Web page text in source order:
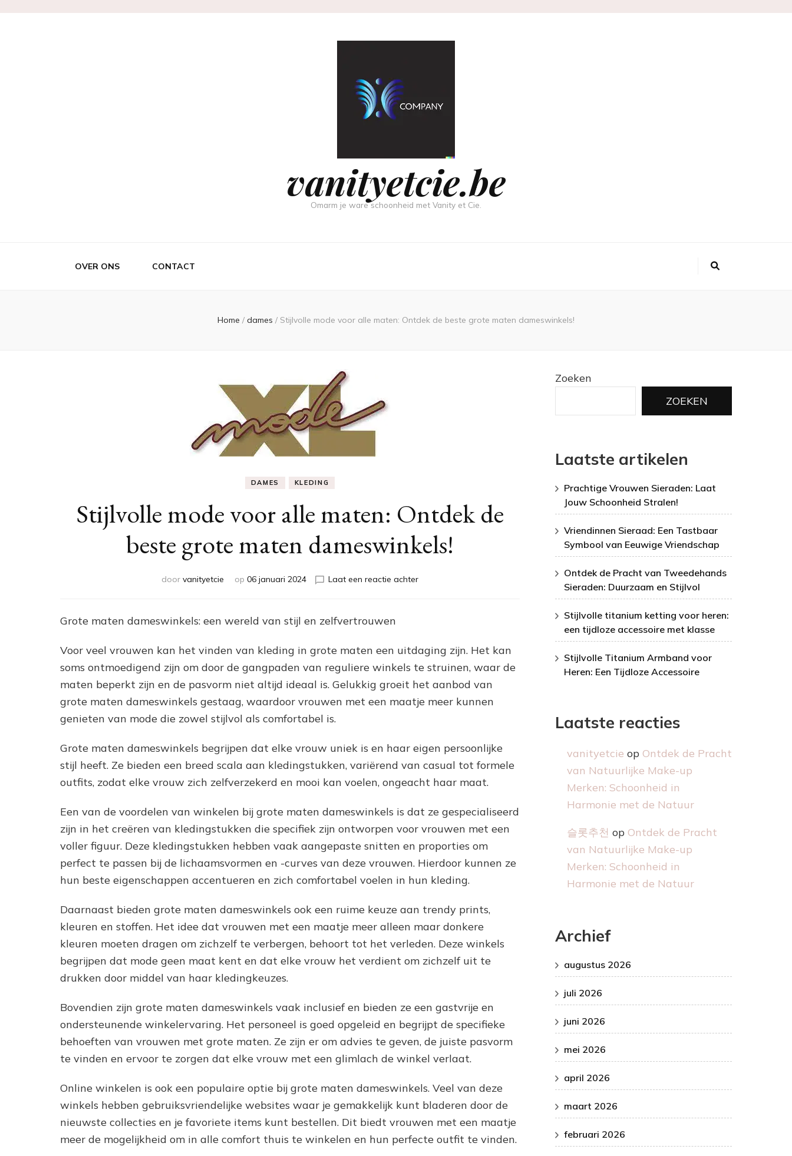
vanityetcie.be
Omarm je ware schoonheid met Vanity et Cie.
OVER ONS CONTACT
Home / dames / Stijlvolle mode voor alle maten: Ontdek de beste grote maten dameswinkels!
DAMES KLEDING
Stijlvolle mode voor alle maten: Ontdek de
beste grote maten dameswinkels!
door vanityetcie op 06 januari 2024 Laat een reactie achterop
Ontdek
de
grote
maten
Grote maten dameswinkels: een wereld van stijl en zelfvertrouwen
Voor veel vrouwen kan het vinden van kleding in grote maten een uitdaging zijn. Het kan
soms ontmoedigend zijn om door de gangpaden van reguliere winkels te struinen, waar de
maten beperkt zijn en de pasvorm niet altijd ideaal is. Gelukkig groeit het aanbod van
grote maten dameswinkels gestaag, waardoor vrouwen met een maatje meer kunnen
genieten van mode die zowel stijlvol als comfortabel is.
Grote maten dameswinkels begrijpen dat elke vrouw uniek is en haar eigen persoonlijke
stijl heeft. Ze bieden een breed scala aan kledingstukken, variërend van casual tot formele
outfits, zodat elke vrouw zich zelfverzekerd en mooi kan voelen, ongeacht haar maat.
Een van de voordelen van winkelen bij grote maten dameswinkels is dat ze gespecialiseerd
zijn in het creëren van kledingstukken die specifiek zijn ontworpen voor vrouwen met een
voller figuur. Deze kledingstukken hebben vaak aangepaste snitten en proporties om
perfect te passen bij de lichaamsvormen en -curves van deze vrouwen. Hierdoor kunnen ze
hun beste eigenschappen accentueren en zich comfortabel voelen in hun kleding.
Daarnaast bieden grote maten dameswinkels ook een ruime keuze aan trendy prints,
kleuren en stoffen. Het idee dat vrouwen met een maatje meer alleen maar donkere
kleuren moeten dragen om zichzelf te verbergen, behoort tot het verleden. Deze winkels
begrijpen dat mode geen maat kent en dat elke vrouw het verdient om zichzelf uit te
drukken door middel van haar kledingkeuzes.
Bovendien zijn grote maten dameswinkels vaak inclusief en bieden ze een gastvrije en
ondersteunende winkelervaring. Het personeel is goed opgeleid en begrijpt de specifieke
behoeften van vrouwen met grote maten. Ze zijn er om advies te geven, de juiste pasvorm
te vinden en ervoor te zorgen dat elke vrouw met een glimlach de winkel verlaat.
Online winkelen is ook een populaire optie bij grote maten dameswinkels. Veel van deze
winkels hebben gebruiksvriendelijke websites waar je gemakkelijk kunt bladeren door de
nieuwste collecties en je favoriete items kunt bestellen. Dit biedt vrouwen met een maatje
meer de mogelijkheid om in alle comfort thuis te winkelen en hun perfecte outfit te vinden.
Zoeken
ZOEKEN
Laatste artikelen
Prachtige Vrouwen Sieraden: Laat
Jouw Schoonheid Stralen!
Vriendinnen Sieraad: Een Tastbaar
Symbool van Eeuwige Vriendschap
Ontdek de Pracht van Tweedehands
Sieraden: Duurzaam en Stijlvol
Stijlvolle titanium ketting voor heren:
een tijdloze accessoire met klasse
Stijlvolle Titanium Armband voor
Heren: Een Tijdloze Accessoire
Laatste reacties
vanityetcie op Ontdek de Pracht
van Natuurlijke Make-up
Merken: Schoonheid in
Harmonie met de Natuur
슬롯추천 op Ontdek de Pracht
van Natuurlijke Make-up
Merken: Schoonheid in
Harmonie met de Natuur
Archief
augustus 2026
juli 2026
juni 2026
mei 2026
april 2026
maart 2026
februari 2026